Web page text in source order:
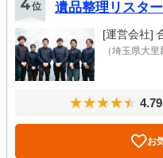
4位 遺品整理リスタ
[運営会社]
（埼玉県大
4.79
お